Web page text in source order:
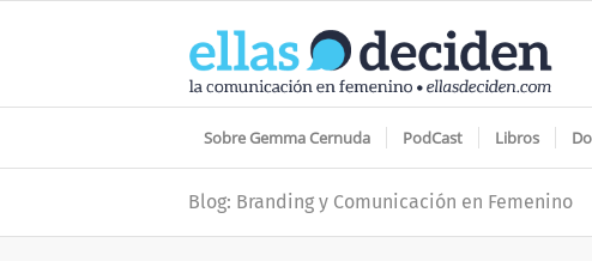
Sobre Gemma Cernuda PodCast Libros
Blog: Branding y Comunicación en Femenino